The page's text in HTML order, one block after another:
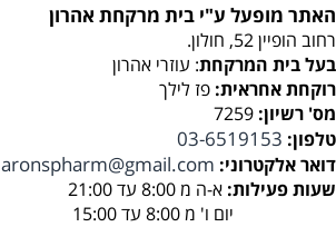
האתר מופעל ע"י בית מרקחת אהרון
רחוב הופיין 52, חולון.
בעל בית המרקחת: עוזרי אהרון
רוקחת אחראית: פז לילך
מס' רשיון: 7259
טלפון: 03-6519153
דואר אלקטרוני: aronspharm@gmail.com
שעות פעילות: א-ה מ 8:00 עד 21:00
יום ו' מ 8:00 עד 15:00